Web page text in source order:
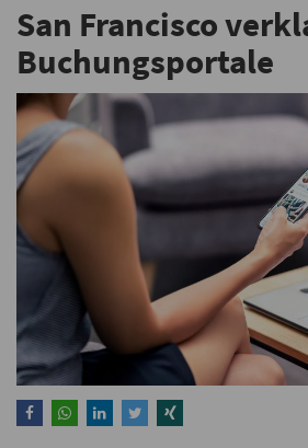
San Francisco
Buchungsportale